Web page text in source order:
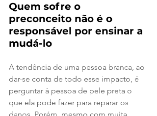
Quem sofre o
preconceito não é o
responsável por ensinar a
mudá-lo
A tendência de uma pessoa branca, ao
dar-se conta de todo esse impacto, é
perguntar à pessoa de pele preta o
que ela pode fazer para reparar os